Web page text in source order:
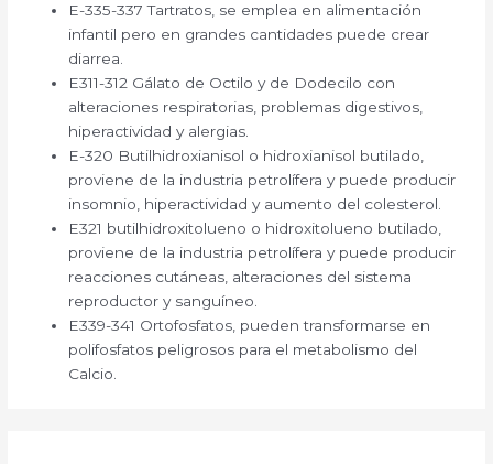
E-335-337 Tartratos, se emplea en alimentación
infantil pero en grandes cantidades puede crear
diarrea.
E311-312 Gálato de Octilo y de Dodecilo con
alteraciones respiratorias, problemas digestivos,
hiperactividad y alergias.
E-320 Butilhidroxianisol o hidroxianisol butilado,
proviene de la industria petrolífera y puede producir
insomnio, hiperactividad y aumento del colesterol.
E321 butilhidroxitolueno o hidroxitolueno butilado,
proviene de la industria petrolífera y puede producir
reacciones cutáneas, alteraciones del sistema
reproductor y sanguíneo.
E339-341 Ortofosfatos, pueden transformarse en
polifosfatos peligrosos para el metabolismo del
Calcio.